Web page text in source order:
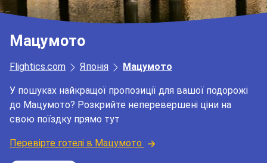
Мацумото
Flightics.com Японія Мацумото
У пошуках найкращої пропозиції для вашої подорожі
до Мацумото? Розкрийте неперевершені ціни на
свою поїздку прямо тут
Перевірте готелі в Мацумото